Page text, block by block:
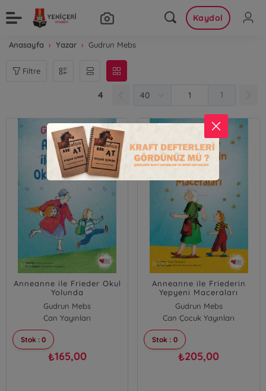
Kaydol
Anasayfa Yazar Gudrun Mebs
Filtre
4 1
Anneanne ile Frieder Okul
Yolunda
Gudrun Mebs
Can Yayınları
Stok : 0
₺165,00
Anneanne ile Friederin
Yepyeni Maceraları
Gudrun Mebs
Can Çocuk Yayınları
Stok : 0
₺205,00